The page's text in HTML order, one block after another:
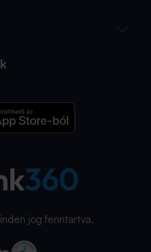
jog fenntartva.